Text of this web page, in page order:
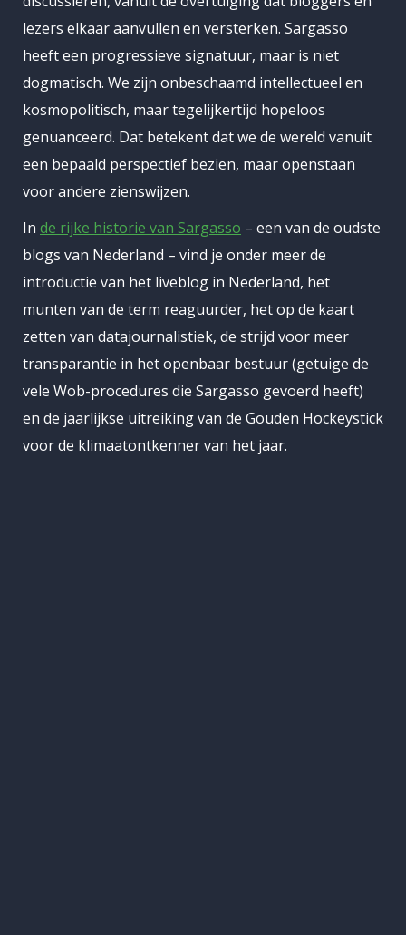
lezers elkaar aanvullen en versterken. Sargasso
heeft een progressieve signatuur, maar is niet
dogmatisch. We zijn onbeschaamd intellectueel en
kosmopolitisch, maar tegelijkertijd hopeloos
genuanceerd. Dat betekent dat we de wereld vanuit
een bepaald perspectief bezien, maar openstaan
voor andere zienswijzen.
In de rijke historie van Sargasso – een van de oudste
blogs van Nederland – vind je onder meer de
introductie van het liveblog in Nederland, het
munten van de term reaguurder, het op de kaart
zetten van datajournalistiek, de strijd voor meer
transparantie in het openbaar bestuur (getuige de
vele Wob-procedures die Sargasso gevoerd heeft)
en de jaarlijkse uitreiking van de Gouden Hockeystick
voor de klimaatontkenner van het jaar.